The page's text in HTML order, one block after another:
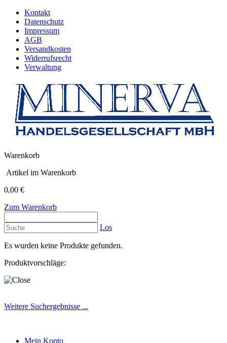
Kontakt
Datenschutz
Impressum
AGB
Versandkosten
Widerrufsrecht
Verwaltung
Warenkorb
Artikel im Warenkorb
0,00 €
Zum Warenkorb
Los
Es wurden keine Produkte gefunden.
Produktvorschläge:
Weitere Suchergebnisse ...
Mein Konto